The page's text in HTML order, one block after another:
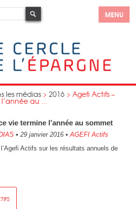
MENU
les médias > 2016 > Agefi Actifs –
au ...
vie termine l’année au sommet
• 29 janvier 2016• AGEFI Actifs
Actifs sur les résultats annuels de